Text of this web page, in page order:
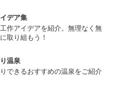
デア集
作アイデアを紹介。無理なく無
取り組もう！
温泉
できるおすすめの温泉をご紹介